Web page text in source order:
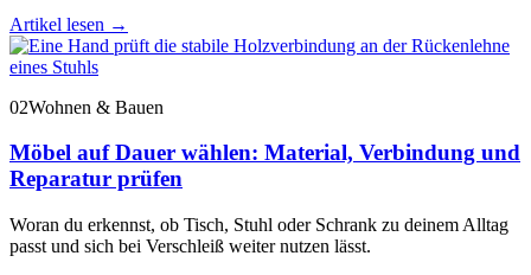
Artikel lesen →
02Wohnen & Bauen
Möbel auf Dauer wählen: Material, Verbindung und
Reparatur prüfen
Woran du erkennst, ob Tisch, Stuhl oder Schrank zu deinem Alltag
passt und sich bei Verschleiß weiter nutzen lässt.